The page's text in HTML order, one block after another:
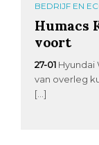
BEDRIJF EN
Humacs
voort
27-01 Hyundai
van overleg
[…]